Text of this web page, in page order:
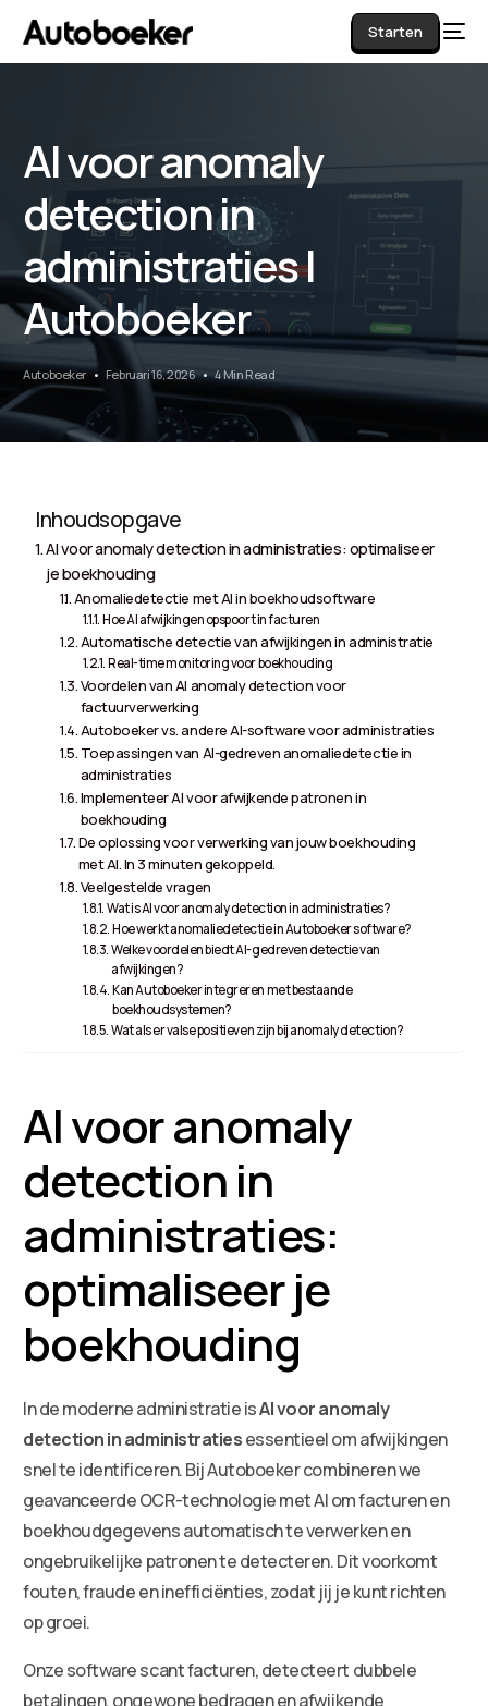
Starten
AI voor anomaly
detection in
administraties |
Autoboeker
Autoboeker Februari 16, 2026 4 Min Read
Inhoudsopgave
AI voor anomaly detection in administraties: optimaliseer
je boekhouding
Anomaliedetectie met AI in boekhoudsoftware
Hoe AI afwijkingen opspoort in facturen
Automatische detectie van afwijkingen in administratie
Real-time monitoring voor boekhouding
Voordelen van AI anomaly detection voor
factuurverwerking
Autoboeker vs. andere AI-software voor administraties
Toepassingen van AI-gedreven anomaliedetectie in
administraties
Implementeer AI voor afwijkende patronen in
boekhouding
De oplossing voor verwerking van jouw boekhouding
met AI. In 3 minuten gekoppeld.
Veelgestelde vragen
Wat is AI voor anomaly detection in administraties?
Hoe werkt anomaliedetectie in Autoboeker software?
Welke voordelen biedt AI-gedreven detectie van
afwijkingen?
Kan Autoboeker integreren met bestaande
boekhoudsystemen?
Wat als er valse positieven zijn bij anomaly detection?
AI voor anomaly
detection in
administraties:
optimaliseer je
boekhouding
In de moderne administratie isAI voor anomaly
detection in administratiesessentieel om afwijkingen
snel te identificeren. Bij Autoboeker combineren we
geavanceerde OCR-technologie met AI om facturen en
boekhoudgegevens automatisch te verwerken en
ongebruikelijke patronen te detecteren. Dit voorkomt
fouten, fraude en inefficiënties, zodat jij je kunt richten
op groei.
Onze software scant facturen, detecteert dubbele
betalingen, ongewone bedragen en afwijkende